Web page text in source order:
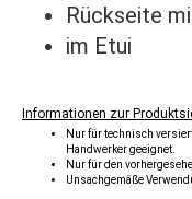
Rückseite
im Etui
Informationen zur
Nur für technisch
Handwerker geeignet.
Nur für den
Unsachgemäße